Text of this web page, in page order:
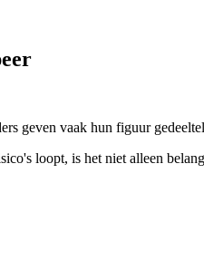
geven vaak hun figuur
loopt, is het niet alleen